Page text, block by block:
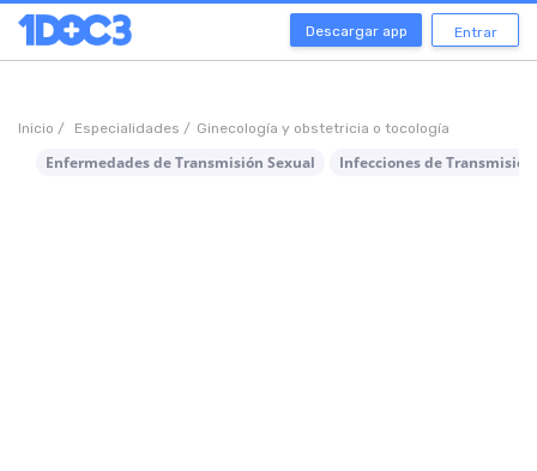
Descargar app Entrar
Inicio / Especialidades / Ginecología y obstetricia o tocología
Enfermedades de Transmisión Sexual Infecciones de